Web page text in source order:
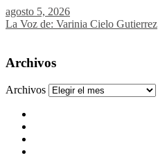
agosto 5, 2026
La Voz de: Varinia Cielo Gutierrez
Archivos
Archivos